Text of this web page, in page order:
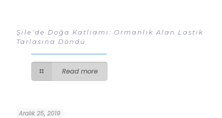
Şile'de Doğa Katliamı: Ormanlık Alan Lastik
Tarlasına Döndü
Read more
Aralık 25, 2019